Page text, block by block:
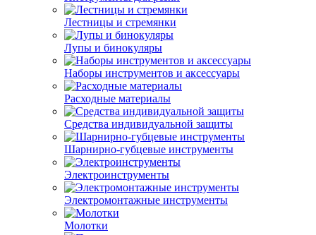
Лестницы и стремянки
Лупы и бинокуляры
Наборы инструментов и аксессуары
Расходные материалы
Средства индивидуальной защиты
Шарнирно-губцевые инструменты
Электроинструменты
Электромонтажные инструменты
Молотки